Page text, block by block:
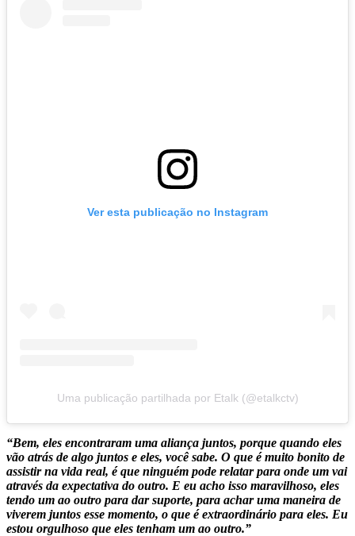
Ver esta publicação no Instagram
Uma publicação partilhada por Etalk (@etalkctv)
“Bem, eles encontraram uma aliança juntos, porque quando eles
vão atrás de algo juntos e eles, você sabe. O que é muito bonito de
assistir na vida real, é que ninguém pode relatar para onde um vai
através da expectativa do outro. E eu acho isso maravilhoso, eles
tendo um ao outro para dar suporte, para achar uma maneira de
viverem juntos esse momento, o que é extraordinário para eles. Eu
estou orgulhoso que eles tenham um ao outro.”